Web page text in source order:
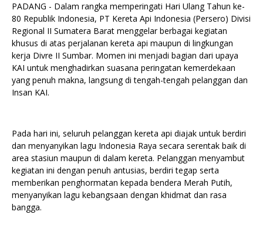
PADANG - Dalam rangka memperingati Hari Ulang Tahun ke-
80 Republik Indonesia, PT Kereta Api Indonesia (Persero) Divisi
Regional II Sumatera Barat menggelar berbagai kegiatan
khusus di atas perjalanan kereta api maupun di lingkungan
kerja Divre II Sumbar. Momen ini menjadi bagian dari upaya
KAI untuk menghadirkan suasana peringatan kemerdekaan
yang penuh makna, langsung di tengah-tengah pelanggan dan
Insan KAI.
Pada hari ini, seluruh pelanggan kereta api diajak untuk berdiri
dan menyanyikan lagu Indonesia Raya secara serentak baik di
area stasiun maupun di dalam kereta. Pelanggan menyambut
kegiatan ini dengan penuh antusias, berdiri tegap serta
memberikan penghormatan kepada bendera Merah Putih,
menyanyikan lagu kebangsaan dengan khidmat dan rasa
bangga.